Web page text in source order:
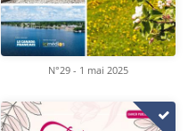
N°29 - 1 mai 2025